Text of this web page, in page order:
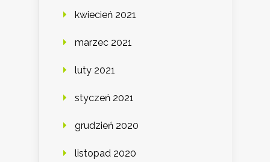
kwiecień 2021
marzec 2021
luty 2021
styczeń 2021
grudzień 2020
listopad 2020